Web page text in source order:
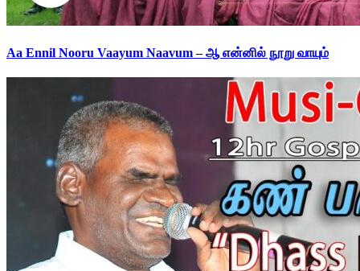
Aa Ennil Nooru Vaayum Naavum – ஆ என்னில் நூறு வாயும்